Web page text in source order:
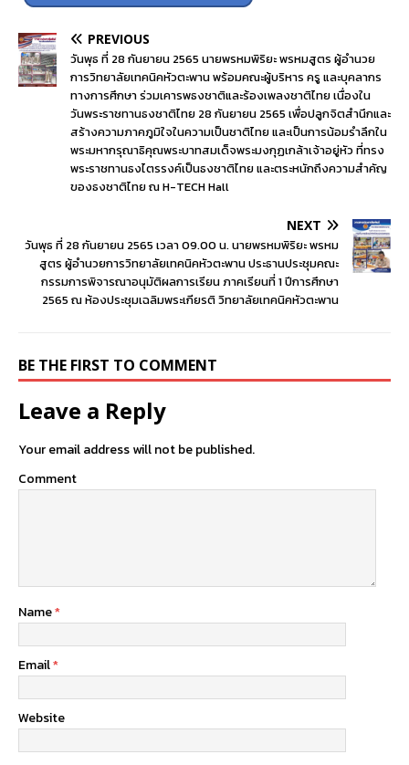
PREVIOUS
วันพุธ ที่ 28 กันยายน 2565 นายพรหมพิริยะ พรหมสูตร ผู้อำนวย
การวิทยาลัยเทคนิคหัวตะพาน พร้อมคณะผู้บริหาร ครู และบุคลากร
ทางการศึกษา ร่วมเคารพธงชาติและร้องเพลงชาติไทย เนื่องใน
วันพระราชทานธงชาติไทย 28 กันยายน 2565 เพื่อปลูกจิตสำนึกและ
สร้างความภาคภูมิใจในความเป็นชาติไทย และเป็นการน้อมรำลึกใน
พระมหากรุณาธิคุณพระบาทสมเด็จพระมงกุฏเกล้าเจ้าอยู่หัว ที่ทรง
พระราชทานธงไตรรงค์เป็นธงชาติไทย และตระหนักถึงความสำคัญ
ของธงชาติไทย ณ H-TECH Hall
NEXT
วันพุธ ที่ 28 กันยายน 2565 เวลา 09.00 น. นายพรหมพิริยะ พรหม
สูตร ผู้อำนวยการวิทยาลัยเทคนิคหัวตะพาน ประธานประชุมคณะ
กรรมการพิจารณาอนุมัติผลการเรียน ภาคเรียนที่ 1 ปีการศึกษา
2565 ณ ห้องประชุมเฉลิมพระเกียรติ วิทยาลัยเทคนิคหัวตะพาน
BE THE FIRST TO COMMENT
Leave a Reply
Your email address will not be published.
Comment
Name*
Email*
Website